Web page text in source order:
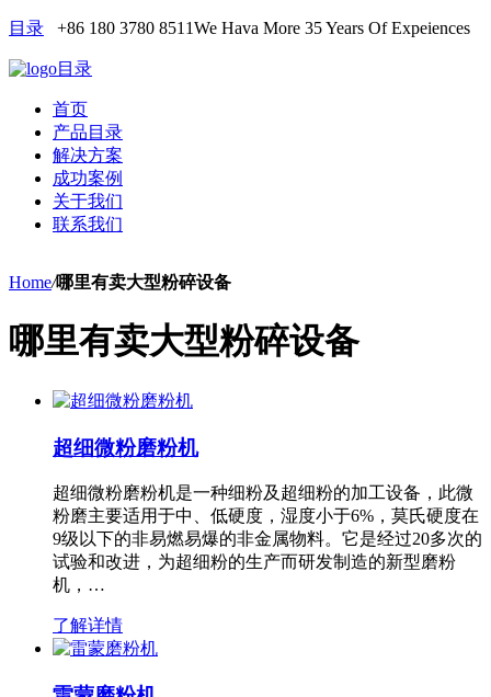
目录 +86 180 3780 8511We Hava More 35 Years Of Expeiences
目录
首页
产品目录
解决方案
成功案例
关于我们
联系我们
Home/哪里有卖大型粉碎设备
哪里有卖大型粉碎设备
超细微粉磨粉机
超细微粉磨粉机是一种细粉及超细粉的加工设备，此微
粉磨主要适用于中、低硬度，湿度小于6%，莫氏硬度在
9级以下的非易燃易爆的非金属物料。它是经过20多次的
试验和改进，为超细粉的生产而研发制造的新型磨粉
机，…
了解详情